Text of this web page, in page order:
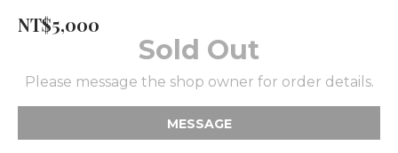
NT$5,000
Sold Out
Please message the shop owner for order details.
MESSAGE